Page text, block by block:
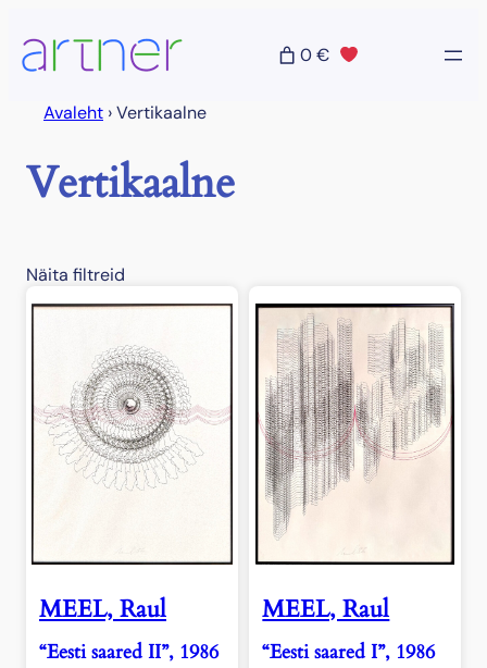
sisu
juurde
0 €
Avaleht ›Vertikaalne
Vertikaalne
Näita filtreid
MEEL, Raul
“Eesti saared II”, 1986
MEEL, Raul
“Eesti saared I”, 1986